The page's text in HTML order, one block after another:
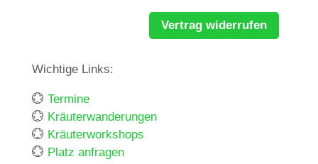
Vertrag widerrufen
Wichtige Links:
💮 Termine
💮 Kräuterwanderungen
💮 Kräuterworkshops
💮 Platz anfragen